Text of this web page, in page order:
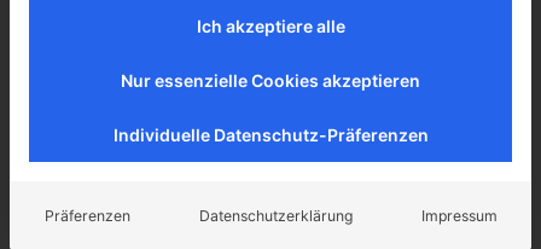
Betrieben wird häufig eine Vermögensplanung aufgrund
einige Risiken mit sich, denn Sie geben Ihre
Alterssicherung ein Stück weit aus der Hand.
Ich akzeptiere alle
Nur essenzielle Cookies akzeptieren
Individuelle Datenschutz-Präferenzen
Präferenzen Datenschutzerklärung Impressum